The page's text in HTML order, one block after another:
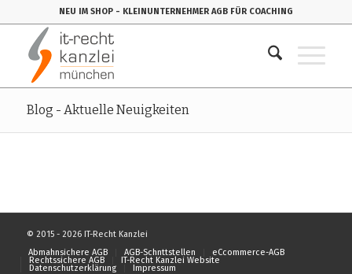
NEU IM SHOP - KLEINUNTERNEHMER AGB FÜR COACHING
Blog - Aktuelle Neuigkeiten
© 2015 - 2026 IT-Recht Kanzlei
Abmahnsichere AGB
AGB-Schnttstellen eCcommerce-AGB
Rechtssichere AGB IT-Recht Kanzlei Website
Datenschutzerklärung Impressum